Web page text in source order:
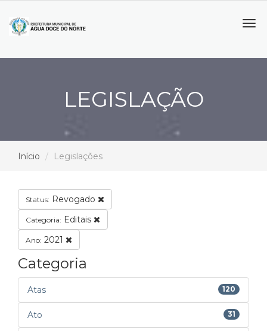
LEGISLAÇÃO
Início Legislações
Status: Revogado
Categoria: Editais
Ano: 2021
Categoria
Atas 120
Ato 31